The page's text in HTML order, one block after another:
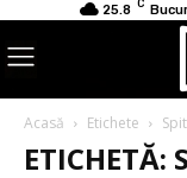
25.8 C
Acasă Etichete
ETICHETĂ: